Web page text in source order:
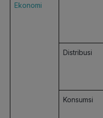
Ekonomi
Distribusi
Konsumsi